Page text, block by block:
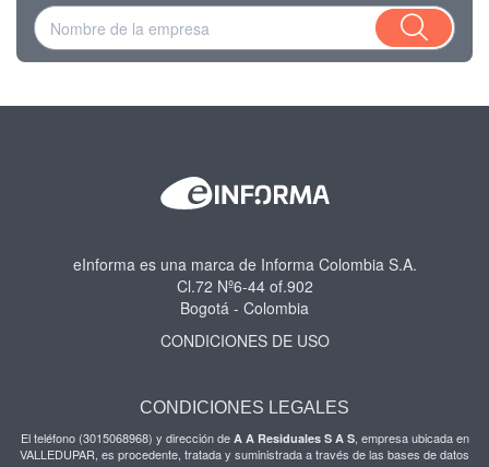
eInforma es una marca de Informa Colombia S.A.
Cl.72 Nº6-44 of.902
Bogotá - Colombia
CONDICIONES DE USO
CONDICIONES LEGALES
El teléfono (3015068968) y dirección de A A Residuales S A S, empresa ubicada en
VALLEDUPAR, es procedente, tratada y suministrada a través de las bases de datos